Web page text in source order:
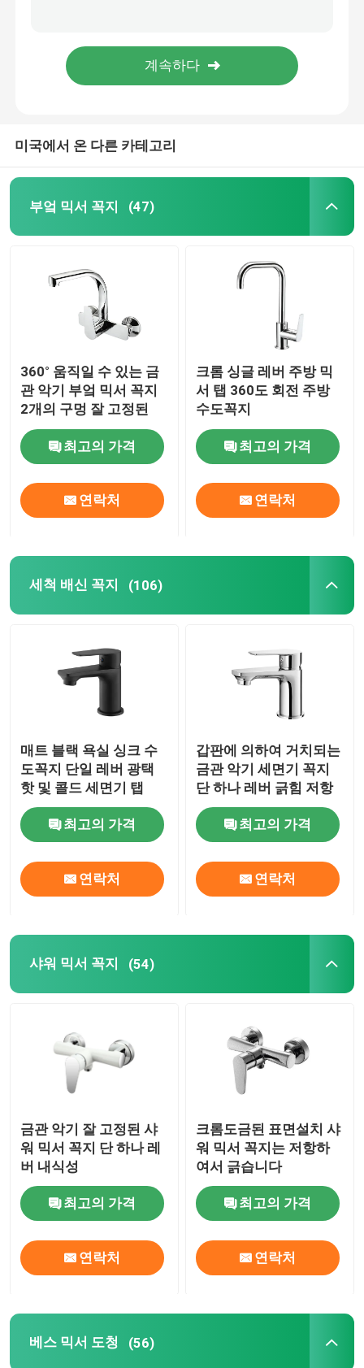
베스 믹서 도청
두개 핸들 꼭지
자동 온도 조절 꼭지
벽은 믹서 도청을 탑재했습니다
시간 지연 꼭지
욕실 쇄도 예비품
미국에서 온 다른 카테고리
부엌 믹서 꼭지 (47)
360° 움직일 수 있는 금
관 악기 부엌 믹서 꼭지
2개의 구멍 잘 고정된
최고의 가격
연락처
크롬 싱글 레버 주방 믹
서 탭 360도 회전 주방
수도꼭지
최고의 가격
연락처
세척 배신 꼭지 (106)
매트 블랙 욕실 싱크 수
도꼭지 단일 레버 광택
핫 및 콜드 세면기 탭
최고의 가격
연락처
갑판에 의하여 거치되는
금관 악기 세면기 꼭지
단 하나 레버 긁힘 저항
최고의 가격
연락처
샤워 믹서 꼭지 (54)
금관 악기 잘 고정된 샤
워 믹서 꼭지 단 하나 레
버 내식성
최고의 가격
연락처
크롬도금된 표면설치 샤
워 믹서 꼭지는 저항하
여서 긁습니다
최고의 가격
연락처
베스 믹서 도청 (56)